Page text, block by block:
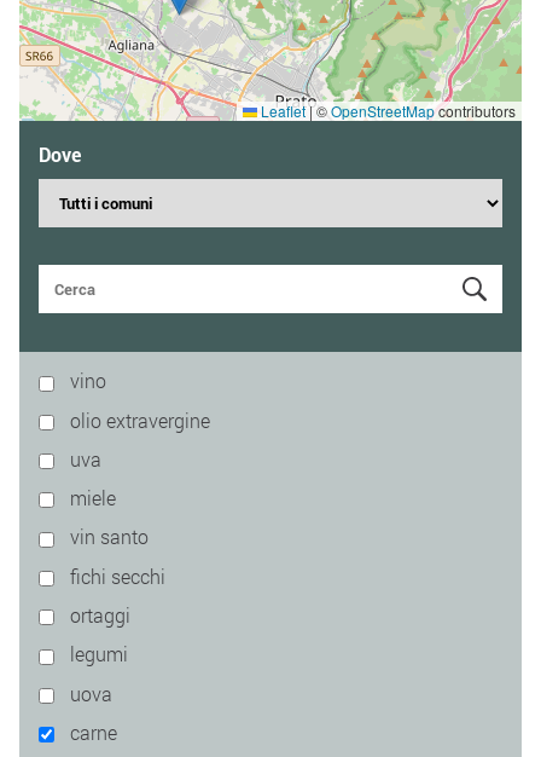
Leaflet|©OpenStreetMapcontributors
Dove
vino
olio extravergine
uva
miele
vin santo
fichi secchi
ortaggi
legumi
uova
carne